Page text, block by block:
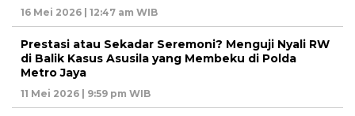
16 Mei 2026 | 12:47 am WIB
Prestasi atau Sekadar Seremoni? Menguji Nyali RW
di Balik Kasus Asusila yang Membeku di Polda
Metro Jaya
11 Mei 2026 | 9:59 pm WIB